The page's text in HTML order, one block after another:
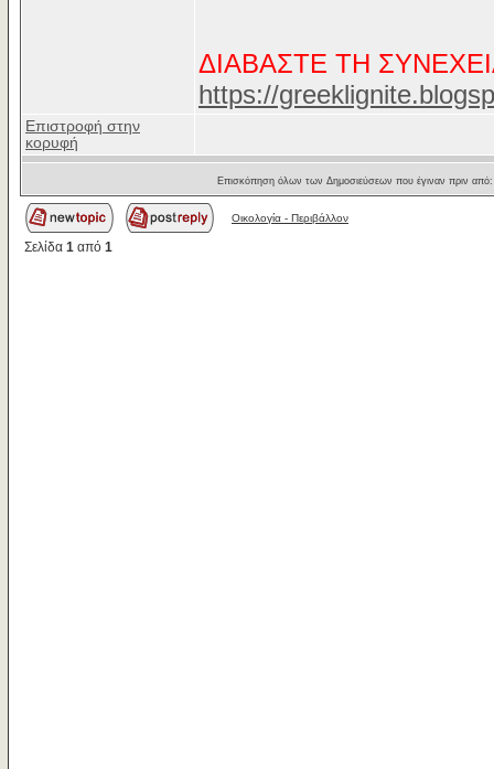
ΔΙΑΒΑΣΤΕ ΤΗ
https://
Επιστροφή στην
κορυφή
Επισκόπηση όλων των Δημοσιεύσεων που έγιναν πριν
Οικολογία - Περιβάλλον
Σελίδα 1 από 1